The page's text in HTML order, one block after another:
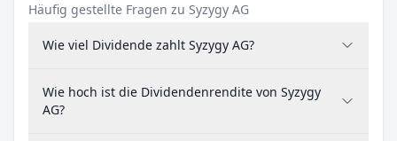
Häufig gestellte Fragen zu Syzygy AG
Wie viel Dividende zahlt Syzygy AG?
Wie hoch ist die Dividendenrendite von Syzygy
AG?